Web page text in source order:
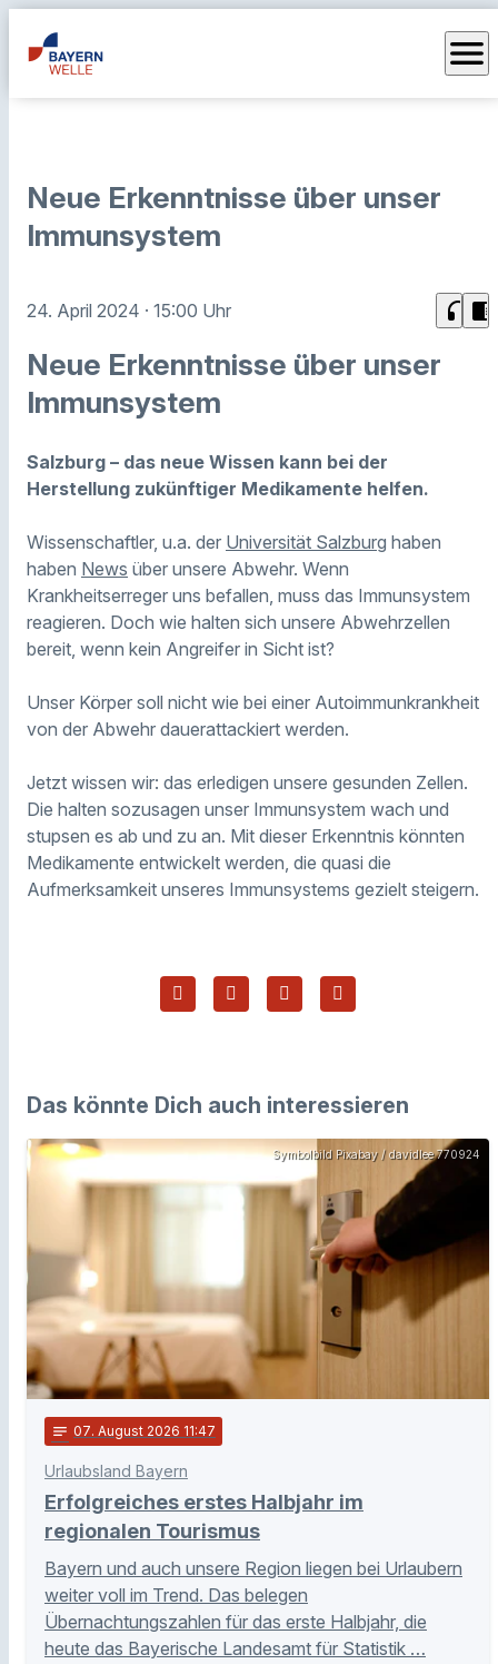
menu
Neue Erkenntnisse über unser
Immunsystem
24. April 2024 · 15:00 Uhr headphones chrome_reader_mode
Neue Erkenntnisse über unser
Immunsystem
Salzburg – das neue Wissen kann bei der
Herstellung zukünftiger Medikamente helfen.
Wissenschaftler, u.a. der Universität Salzburg haben
haben News über unsere Abwehr. Wenn
Krankheitserreger uns befallen, muss das Immunsystem
reagieren. Doch wie halten sich unsere Abwehrzellen
bereit, wenn kein Angreifer in Sicht ist?
Unser Körper soll nicht wie bei einer Autoimmunkrankheit
von der Abwehr dauerattackiert werden.
Jetzt wissen wir: das erledigen unsere gesunden Zellen.
Die halten sozusagen unser Immunsystem wach und
stupsen es ab und zu an. Mit dieser Erkenntnis könnten
Medikamente entwickelt werden, die quasi die
Aufmerksamkeit unseres Immunsystems gezielt steigern.
Das könnte Dich auch interessieren
Symbolbild Pixabay / davidlee 770924
notes 07. August 2026 11:47
Urlaubsland Bayern
Erfolgreiches erstes Halbjahr im
regionalen Tourismus
Bayern und auch unsere Region liegen bei Urlaubern
weiter voll im Trend. Das belegen
Übernachtungszahlen für das erste Halbjahr, die
heute das Bayerische Landesamt für Statistik …